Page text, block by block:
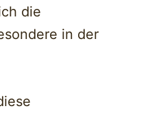
die
in der